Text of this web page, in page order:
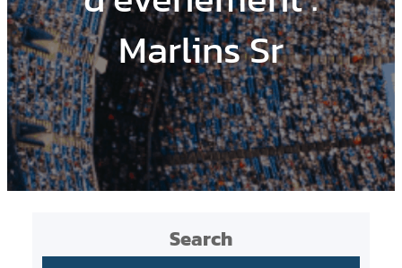
Marlins Sr
Search